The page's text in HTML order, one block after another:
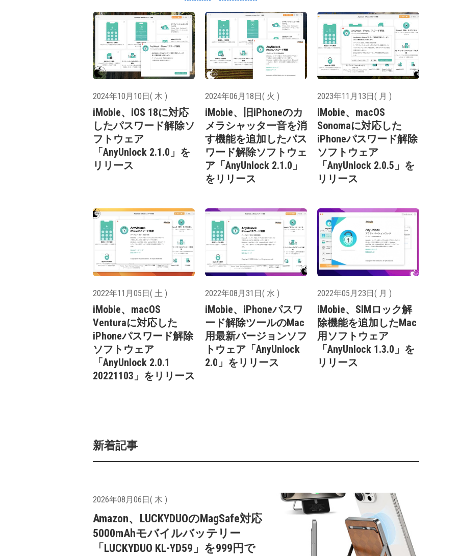
2024年10月10日( 木 )
iMobie、iOS 18に対応
したパスワード解除ソ
フトウェア
「AnyUnlock 2.1.0」を
リリース
2024年06月18日( 火 )
iMobie、旧iPhoneのカ
メラシャッター音を消
す機能を追加したパス
ワード解除ソフトウェ
ア「AnyUnlock 2.1.0」
をリリース
2023年11月13日( 月 )
iMobie、macOS
Sonomaに対応した
iPhoneパスワード解除
ソフトウェア
「AnyUnlock 2.0.5」を
リリース
2022年11月05日( 土 )
iMobie、macOS
Venturaに対応した
iPhoneパスワード解除
ソフトウェア
「AnyUnlock 2.0.1
20221103」をリリース
2022年08月31日( 水 )
iMobie、iPhoneパスワ
ード解除ツールのMac
用最新バージョンソフ
トウェア「AnyUnlock
2.0」をリリース
2022年05月23日( 月 )
iMobie、SIMロック解
除機能を追加したMac
用ソフトウェア
「AnyUnlock 1.3.0」を
リリース
新着記事
2026年08月06日( 木 )
Amazon、LUCKYDUOのMagSafe対応
5000mAhモバイルバッテリー
「LUCKYDUO KL-YD59」を999円で